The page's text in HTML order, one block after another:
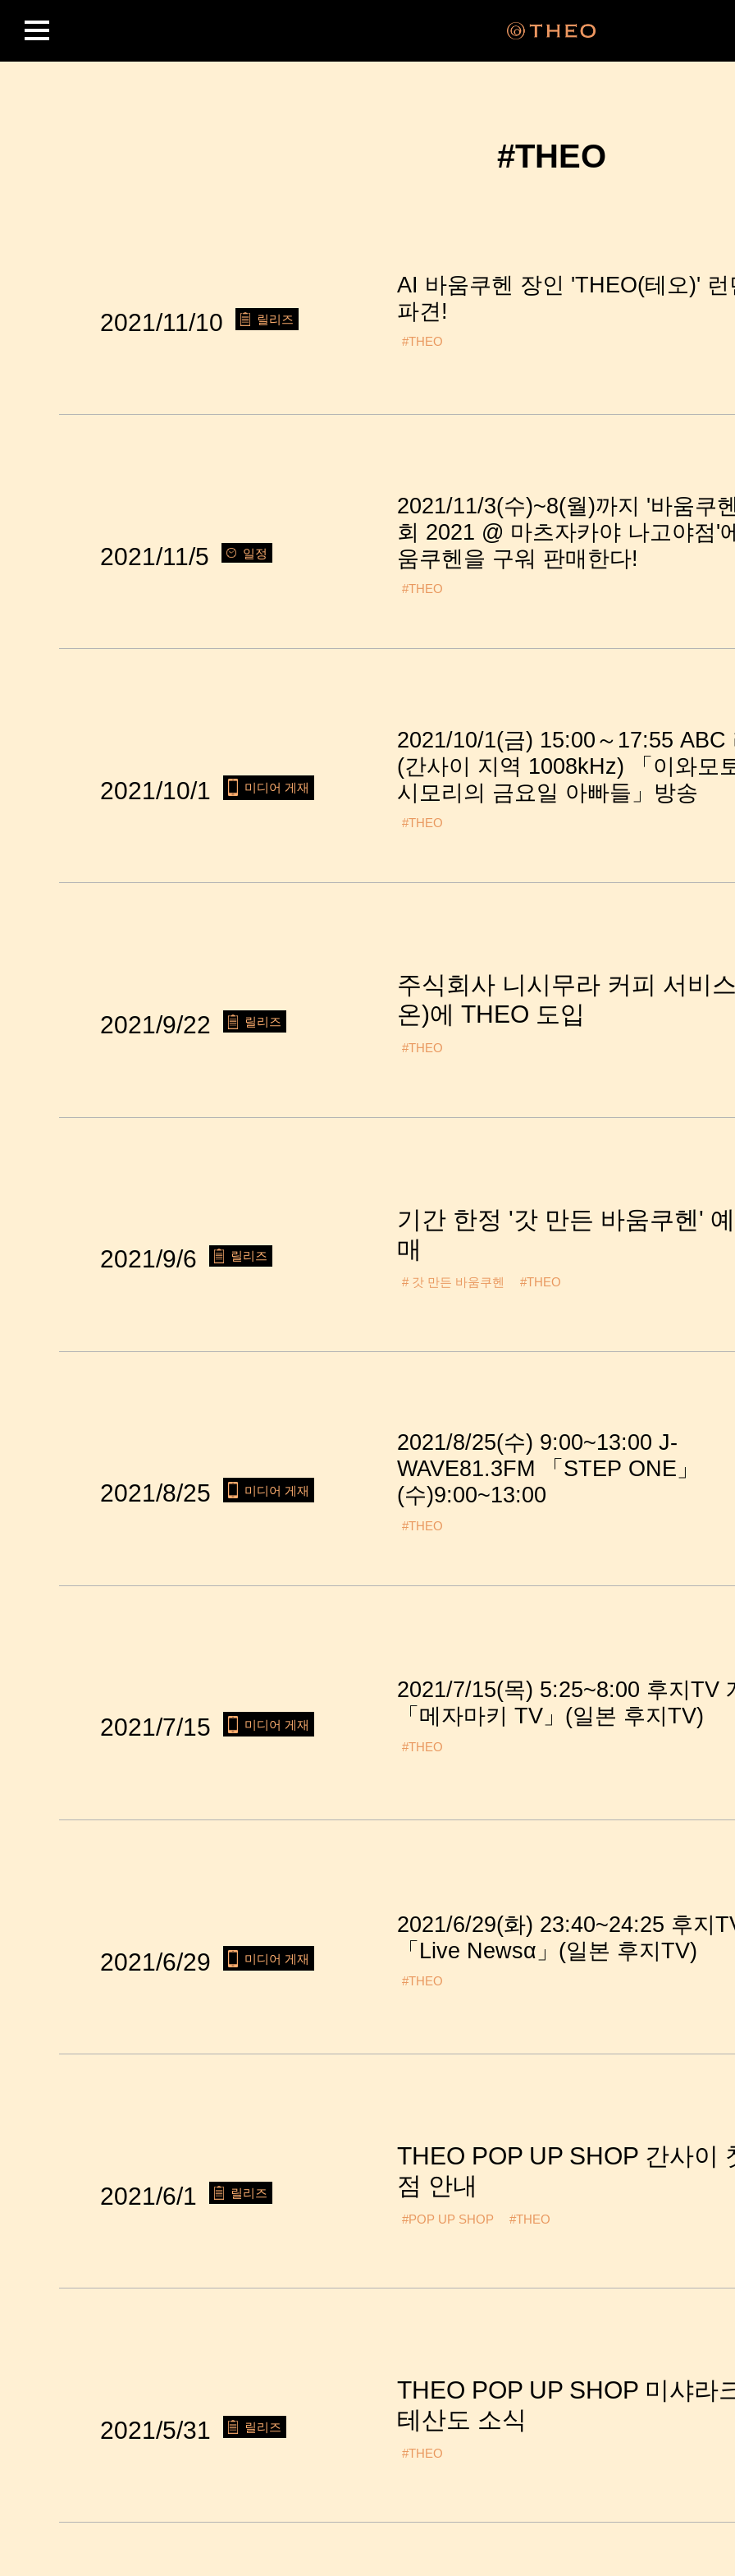
#THEO
2021/11/10 릴리즈
AI 바움쿠헨 장인 'THEO(테오)' 런
파견!
#THEO
2021/11/5 일정
2021/11/3(수)~8(월)까지 '바움쿠
회 2021 @ 마츠자카야 나고야점'
움쿠헨을 구워 판매한다!
#THEO
2021/10/1 미디어 게재
2021/10/1(금) 15:00～17:55 ABC
(간사이 지역 1008kHz) 「이와모
시모리의 금요일 아빠들」방송
#THEO
2021/9/22 릴리즈
주식회사 니시무라 커피 서비
온)에 THEO 도입
#THEO
2021/9/6 릴리즈
기간 한정 '갓 만든 바움쿠헨'
매
# 갓 만든 바움쿠헨 #THEO
2021/8/25 미디어 게재
2021/8/25(수) 9:00~13:00 J-
WAVE81.3FM 「STEP ONE」
(수)9:00~13:00
#THEO
2021/7/15 미디어 게재
2021/7/15(목) 5:25~8:00 후지TV
「메자마키 TV」(일본 후지TV)
#THEO
2021/6/29 미디어 게재
2021/6/29(화) 23:40~24:25 후지
「Live Newsα」(일본 후지TV)
#THEO
2021/6/1 릴리즈
THEO POP UP SHOP 간사이
점 안내
#POP UP SHOP #THEO
2021/5/31 릴리즈
THEO POP UP SHOP 미샤라
테산도 소식
#THEO